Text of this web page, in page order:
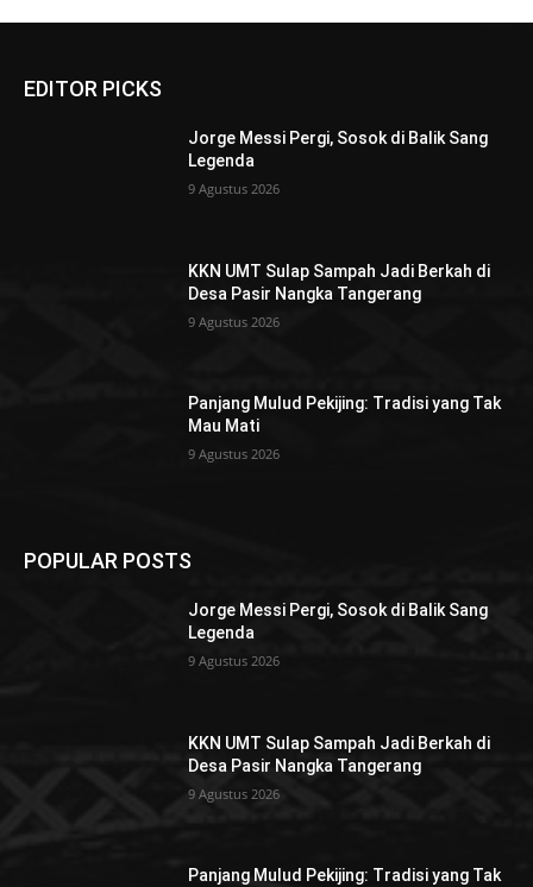
EDITOR PICKS
Jorge Messi Pergi, Sosok di Balik Sang
Legenda
9 Agustus 2026
KKN UMT Sulap Sampah Jadi Berkah di
Desa Pasir Nangka Tangerang
9 Agustus 2026
Panjang Mulud Pekijing: Tradisi yang Tak
Mau Mati
9 Agustus 2026
POPULAR POSTS
Jorge Messi Pergi, Sosok di Balik Sang
Legenda
9 Agustus 2026
KKN UMT Sulap Sampah Jadi Berkah di
Desa Pasir Nangka Tangerang
9 Agustus 2026
Panjang Mulud Pekijing: Tradisi yang Tak